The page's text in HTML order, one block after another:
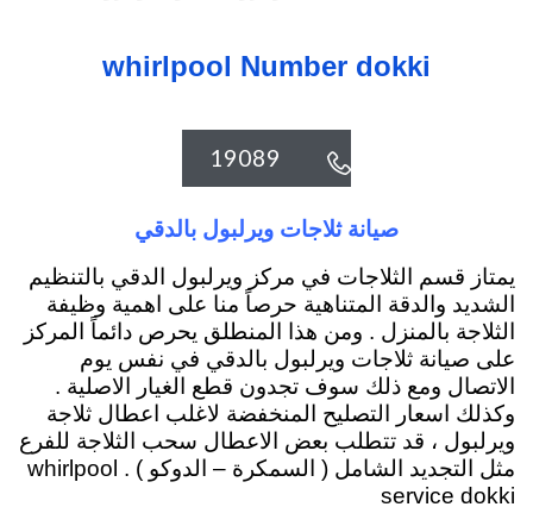
whirlpool Number dokki

19089
صيانة ثلاجات ويرلبول بالدقي
يمتاز قسم الثلاجات في مركز ويرلبول الدقي بالتنظيم
الشديد والدقة المتناهية حرصاً منا على اهمية وظيفة
الثلاجة بالمنزل . ومن هذا المنطلق يحرص دائماً المركز
على صيانة ثلاجات ويرلبول بالدقي في نفس يوم
الاتصال ومع ذلك سوف تجدون قطع الغيار الاصلية .
وكذلك اسعار التصليح المنخفضة لاغلب اعطال ثلاجة
ويرلبول ، قد تتطلب بعض الاعطال سحب الثلاجة للفرع
مثل التجديد الشامل ( السمكرة – الدوكو ) . whirlpool
service dokki